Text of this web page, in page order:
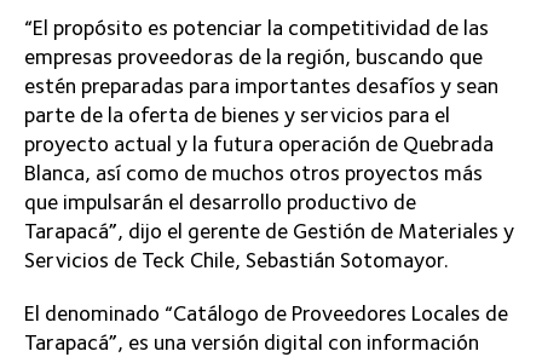
“El propósito es potenciar la competitividad de las
empresas proveedoras de la región, buscando que
estén preparadas para importantes desafíos y sean
parte de la oferta de bienes y servicios para el
proyecto actual y la futura operación de Quebrada
Blanca, así como de muchos otros proyectos más
que impulsarán el desarrollo productivo de
Tarapacá”, dijo el gerente de Gestión de Materiales y
Servicios de Teck Chile, Sebastián Sotomayor.
El denominado “Catálogo de Proveedores Locales de
Tarapacá”, es una versión digital con información